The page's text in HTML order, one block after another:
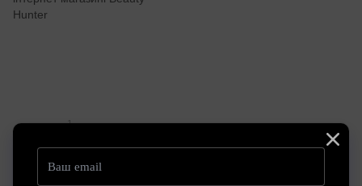
1
Nitrylex Рукавички нітрилові
рожеві, 100 шт